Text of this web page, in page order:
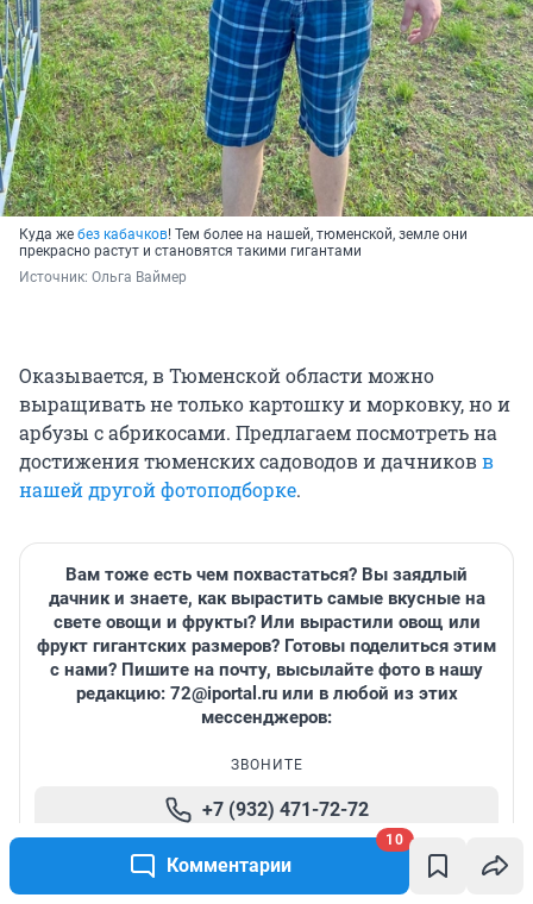
Комментарии
10
Куда же без кабачков! Тем более на нашей, тюменской, земле они
прекрасно растут и становятся такими гигантами
Источник: Ольга Ваймер
Оказывается, в Тюменской области можно
выращивать не только картошку и морковку, но и
арбузы с абрикосами. Предлагаем посмотреть на
достижения тюменских садоводов и дачниковв
нашей другой фотоподборке.
Вам тоже есть чем похвастаться? Вы заядлый
дачник и знаете, как вырастить самые вкусные на
свете овощи и фрукты? Или вырастили овощ или
фрукт гигантских размеров? Готовы поделиться этим
с нами? Пишите на почту, высылайте фото в нашу
редакцию: 72@iportal.ru или в любой из этих
мессенджеров:
ЗВОНИТЕ
+7 (932) 471-72-72
МЫ В СОЦСЕТЯХ